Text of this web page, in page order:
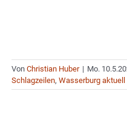
Von Christian Huber | Mo.
Schlagzeilen, Wasserburg aktuell